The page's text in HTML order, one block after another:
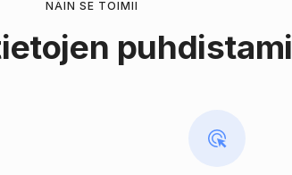
NÄIN SE TOIMII